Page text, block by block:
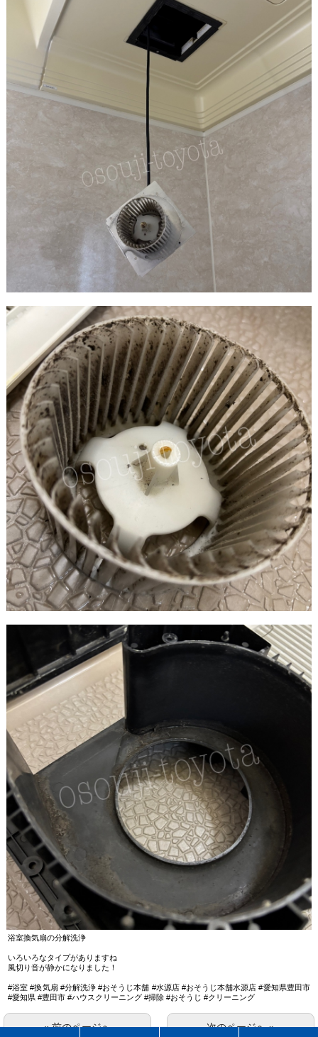
浴室換気扇の分解洗浄
いろいろなタイプがありますね
風切り音が静かになりました！
#浴室 #換気扇 #分解洗浄 #おそうじ本舗 #水源店 #おそうじ本舗水源店 #愛知県豊田市
#愛知県 #豊田市 #ハウスクリーニング #掃除 #おそうじ #クリーニング
次のページへ »
« 前のページへ